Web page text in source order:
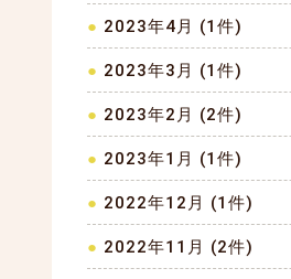
2023年4月 (1件)
2023年3月 (1件)
2023年2月 (2件)
2023年1月 (1件)
2022年12月 (1件)
2022年11月 (2件)